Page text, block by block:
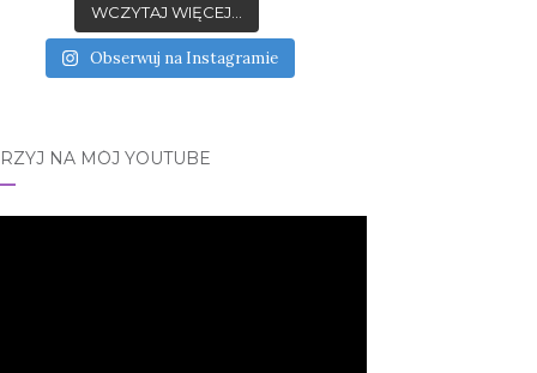
WCZYTAJ WIĘCEJ...
Obserwuj na Instagramie
NA MÓJ YOUTUBE